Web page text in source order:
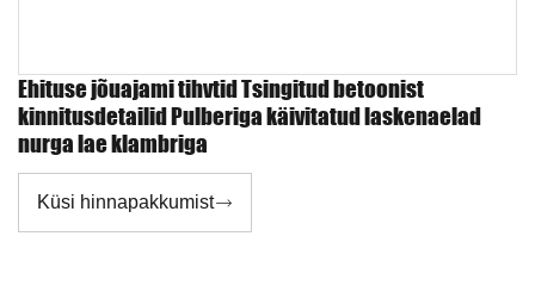
Ehituse jõuajami tihvtid Tsingitud betoonist
kinnitusdetailid Pulberiga käivitatud laskenaelad
nurga lae klambriga
Küsi hinnapakkumist